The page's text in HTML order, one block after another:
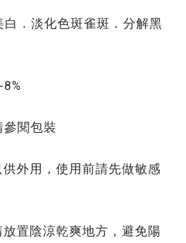
化色斑雀斑．分解黑
閱包裝
外用，使用前請先做敏感
置陰涼乾爽地方，避免陽